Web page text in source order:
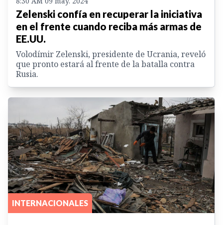
Zelenski confía en recuperar la iniciativa
en el frente cuando reciba más armas de
EE.UU.
Volodímir Zelenski, presidente de Ucrania, reveló
que pronto estará al frente de la batalla contra
Rusia.
INTERNACIONALES